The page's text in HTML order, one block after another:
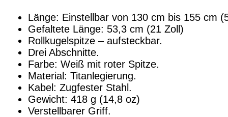
Länge: Einstellbar von 130 cm bis 155 cm
Gefaltete Länge: 53,3 cm (21 Zoll)
Rollkugelspitze – aufsteckbar.
Drei Abschnitte.
Farbe: Weiß mit roter Spitze.
Material: Titanlegierung.
Kabel: Zugfester Stahl.
Gewicht: 418 g (14,8 oz)
Verstellbarer Griff.